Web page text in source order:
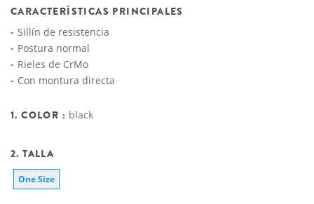
CARACTERÍSTICAS PRINCIPALES
Sillín de resistencia
Postura normal
Rieles de CrMo
Con montura directa
1. COLOR : black
2. TALLA
One Size